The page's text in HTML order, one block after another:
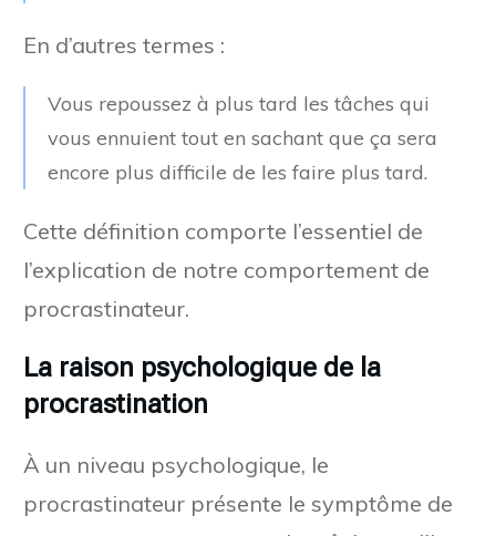
En d’autres termes :
Vous repoussez à plus tard les tâches qui
vous ennuient tout en sachant que ça sera
encore plus difficile de les faire plus tard.
Cette définition comporte l’essentiel de
l’explication de notre comportement de
procrastinateur.
La raison psychologique de la
procrastination
À un niveau psychologique, le
procrastinateur présente le symptôme de